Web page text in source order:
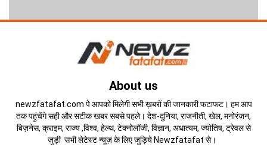
About us
newzfatafat.com पे आपको मिलेगी सभी ख़बरों की जानकारी फटाफट। हम आप
तक पहुंचेंगे सही और सटीक खबर सबसे पहले। देश-दुनिया, राजनीती, खेल, मनोरंजन,
बिज़नेस, क्राइम, राज्य ,विश्व, हेल्थ, टेक्नोलॉजी, विज्ञान, अधात्यम, ज्योतिष, ट्रेवल से
जुड़ी सभी लेटेस्ट न्यूज़ के लिए जुड़िये Newzfatafat से।